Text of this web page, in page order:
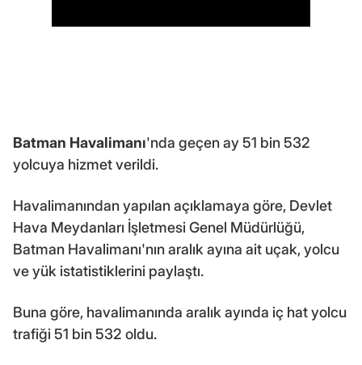
Batman Havalimanı'nda geçen ay 51 bin 532
yolcuya hizmet verildi.
Havalimanından yapılan açıklamaya göre, Devlet
Hava Meydanları İşletmesi Genel Müdürlüğü,
Batman Havalimanı'nın aralık ayına ait uçak, yolcu
ve yük istatistiklerini paylaştı.
Buna göre, havalimanında aralık ayında iç hat yolcu
trafiği 51 bin 532 oldu.